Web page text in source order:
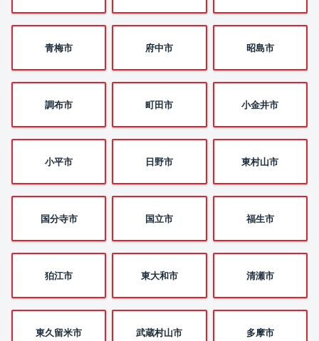
青梅市 府中市 昭島市
調布市 町田市 小金井市
小平市 日野市 東村山市
国分寺市 国立市 福生市
狛江市 東大和市 清瀬市
東久留米市 武蔵村山市 多摩市